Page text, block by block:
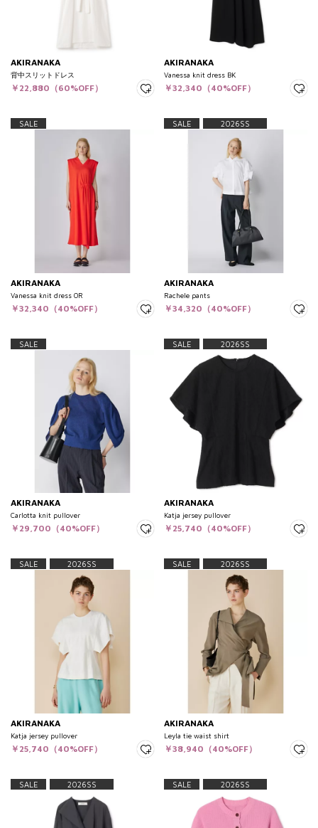
AKIRANAKA
背中スリットドレス
￥22,880（60%OFF）
AKIRANAKA
Vanessa knit dress BK
￥32,340（40%OFF）
SALE
AKIRANAKA
Vanessa knit dress OR
￥32,340（40%OFF）
SALE 2026SS
AKIRANAKA
Rachele pants
￥34,320（40%OFF）
SALE
AKIRANAKA
Carlotta knit pullover
￥29,700（40%OFF）
SALE 2026SS
AKIRANAKA
Katja jersey pullover
￥25,740（40%OFF）
SALE 2026SS
AKIRANAKA
Katja jersey pullover
￥25,740（40%OFF）
SALE 2026SS
AKIRANAKA
Leyla tie waist shirt
￥38,940（40%OFF）
SALE 2026SS SALE 2026SS